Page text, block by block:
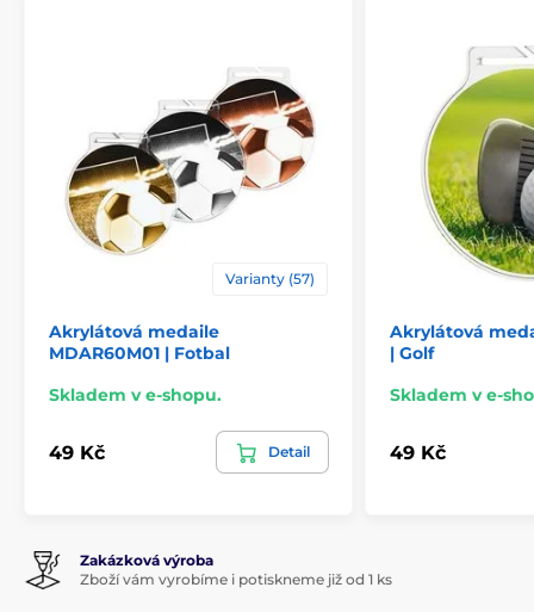
Varianty (57)
Akrylátová medaile
MDAR60M01 | Fotbal
Skladem v e-shopu.
49 Kč Detail
Akrylátová
| Golf
Skladem v e-
49 Kč
Zakázková výroba
Zboží vám vyrobíme i potiskneme již od 1 ks